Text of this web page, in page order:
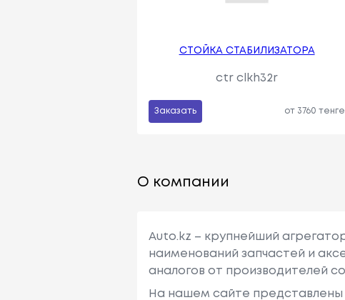
СТОЙКА СТАБИЛИЗАТОРА
ctr clkh32r
Заказать от 3760 тенге
О компании
Auto.kz – крупнейший
наименований запчастей и
аналогов от производителей
На нашем сайте представлены